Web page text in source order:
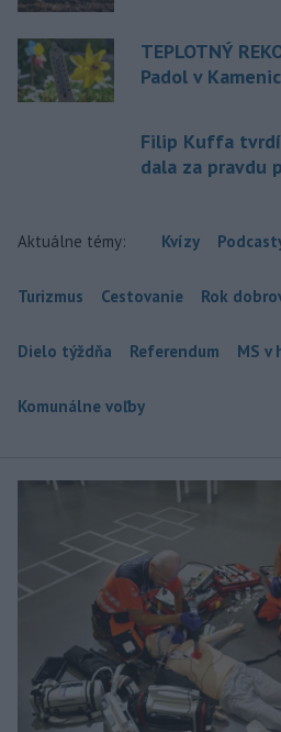
TEPLOTNÝ
Padol v
Filip Kuffa
dala za pravdu
Aktuálne témy: Kvízy
Turizmus Cestovanie Rok
Dielo týždňa Referendum MS v
Komunálne voľby